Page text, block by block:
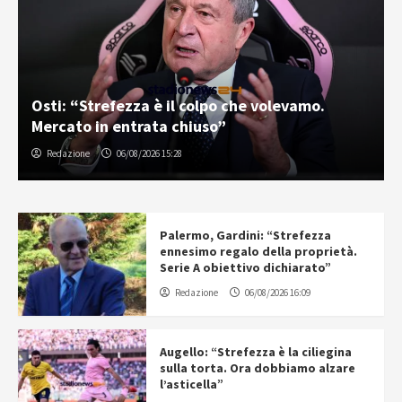
Osti: “Strefezza è il colpo che volevamo.
Mercato in entrata chiuso”
Redazione 06/08/2026 15:28
Palermo, Gardini: “Strefezza
ennesimo regalo della proprietà.
Serie A obiettivo dichiarato”
Redazione 06/08/2026 16:09
Augello: “Strefezza è la ciliegina
sulla torta. Ora dobbiamo alzare
l’asticella”